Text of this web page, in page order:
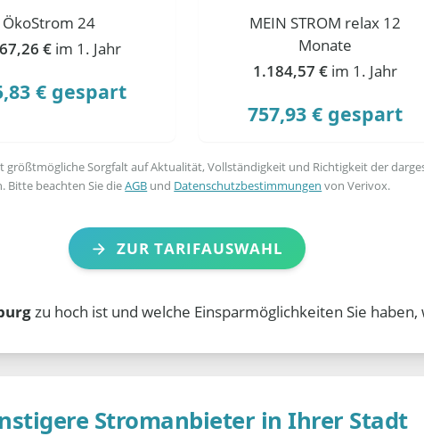
ÖkoStrom 24
€ im 1. Jahr
€ gespart
MEIN STROM relax 12
Monate
1.184,57 € im 1. Jahr
757,93 € gespart
Sorgfalt auf Aktualität, Vollständigkeit und Richtigkeit der
Bitte beachten Sie dieAGB und Datenschutzbestimmungen von Verivox.
ZUR TARIFAUSWAHL
zu hoch ist und welche Einsparmöglichkeiten Sie
Stromanbieter in Ihrer Stadt